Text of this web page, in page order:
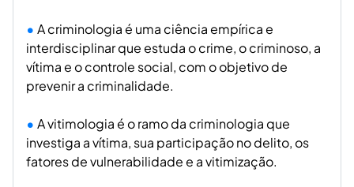
A criminologia é uma ciência empírica e
interdisciplinar que estuda o crime, o criminoso, a
vítima e o controle social, com o objetivo de
prevenir a criminalidade.
A vitimologia é o ramo da criminologia que
investiga a vítima, sua participação no delito, os
fatores de vulnerabilidade e a vitimização.